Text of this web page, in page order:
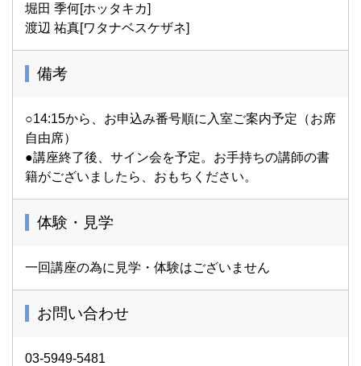
堀田 季何[ホッタキカ]
渡辺 祐真[ワタナベスケザネ]
備考
○14:15から、お申込み番号順に入室ご案内予定（お席
自由席）
●講座終了後、サイン会を予定。お手持ちの講師の書
籍がございましたら、おもちください。
体験・見学
一回講座の為に見学・体験はございません
お問い合わせ
03-5949-5481